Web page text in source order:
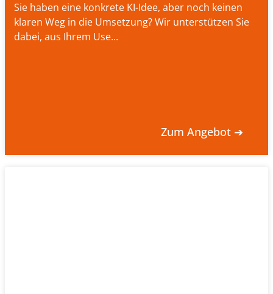
Sie haben eine konkrete KI-Idee, aber noch keinen
klaren Weg in die Umsetzung? Wir unterstützen Sie
dabei, aus Ihrem Use...
Zum Angebot ➔